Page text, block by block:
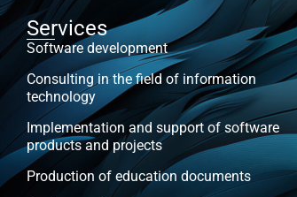
Services
Software development
Consulting in the field of information
technology
Implementation and support of software
products and projects
Production of education documents